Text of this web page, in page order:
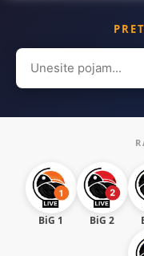
Search
for:
BiG 1 BiG 2